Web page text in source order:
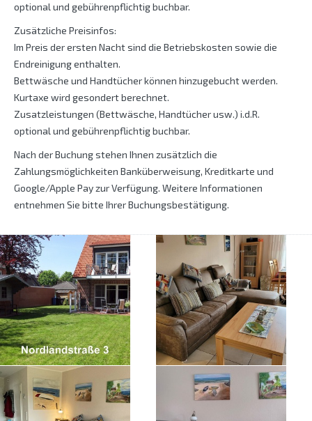
optional und gebührenpflichtig buchbar.
Zusätzliche Preisinfos:
Im Preis der ersten Nacht sind die Betriebskosten sowie die
Endreinigung enthalten.
Bettwäsche und Handtücher können hinzugebucht werden.
Kurtaxe wird gesondert berechnet.
Zusatzleistungen (Bettwäsche, Handtücher usw.) i.d.R.
optional und gebührenpflichtig buchbar.
Nach der Buchung stehen Ihnen zusätzlich die
Zahlungsmöglichkeiten Banküberweisung, Kreditkarte und
Google/Apple Pay zur Verfügung. Weitere Informationen
entnehmen Sie bitte Ihrer Buchungsbestätigung.